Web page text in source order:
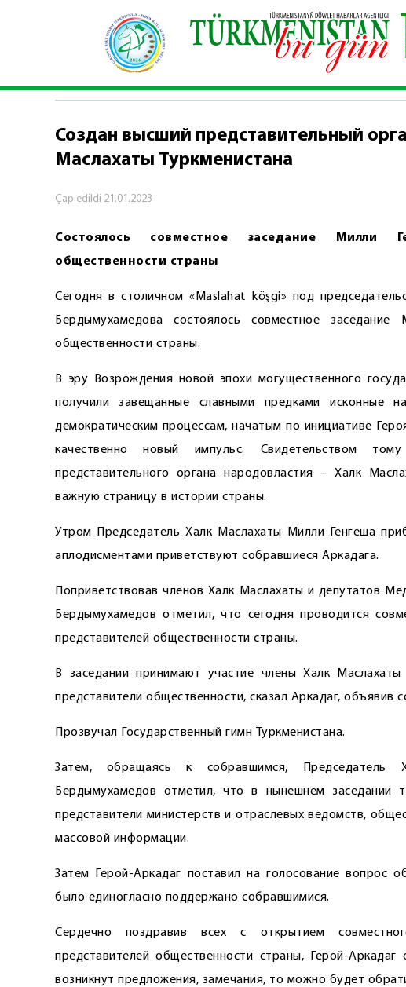
Baş sahypa \ Syýasy habarlar \ Создан высший
SYÝASY HABARLAR
Создан высший представительный
Маслахаты Туркменистана
Çap edildi 21.01.2023
Состоялось совместное заседание Милли
общественности страны
Сегодня в столичном «Maslahat köşgi» под
Бердымухамедова состоялось совместное заседание
общественности страны.
В эру Возрождения новой эпохи могущественного
получили завещанные славными предками исконные
демократическим процессам, начатым по инициативе
качественно новый импульс. Свидетельством
представительного органа народовластия – Халк
важную страницу в истории страны.
Утром Председатель Халк Маслахаты Милли Генгеша
аплодисментами приветствуют ­собравшиеся Аркадага.
Поприветствовав членов Халк Маслахаты и депутатов
Бердымухамедов отметил, что сегодня проводится
представителей общественности страны.
В заседании принимают учас­тие члены Халк
представители общественности, сказал Аркадаг, объявив
Прозвучал Государственный гимн Туркменистана.
Затем, обращаясь к собравшимся, Председатель
Бердымухамедов отметил, что в нынешнем заседании
представители министерств и отраслевых ведомств,
массовой информации.
Затем Герой-Аркадаг поставил на голосование вопрос
было единогласно поддержано соб­равшимися.
Сердечно поздравив всех с открытием
представителей общественности страны, Герой-
возникнут предложения, замечания, то можно будет